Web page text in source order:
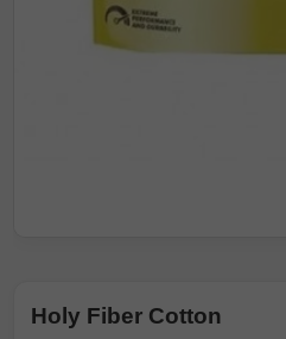
Holy Fiber Cotton